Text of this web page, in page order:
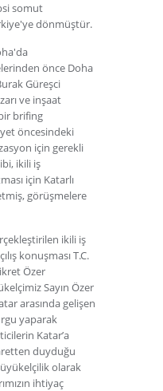
somut
dönmüştür.
önce Doha
Güreşci
ve inşaat
brifing
öncesindeki
için gerekli
ikili iş
için Katarlı
görüşmelere
ikili iş
konuşması T.C.
Özer
Sayın Özer
arasında gelişen
yaparak
Katar’a
duyduğu
olarak
ihtiyaç